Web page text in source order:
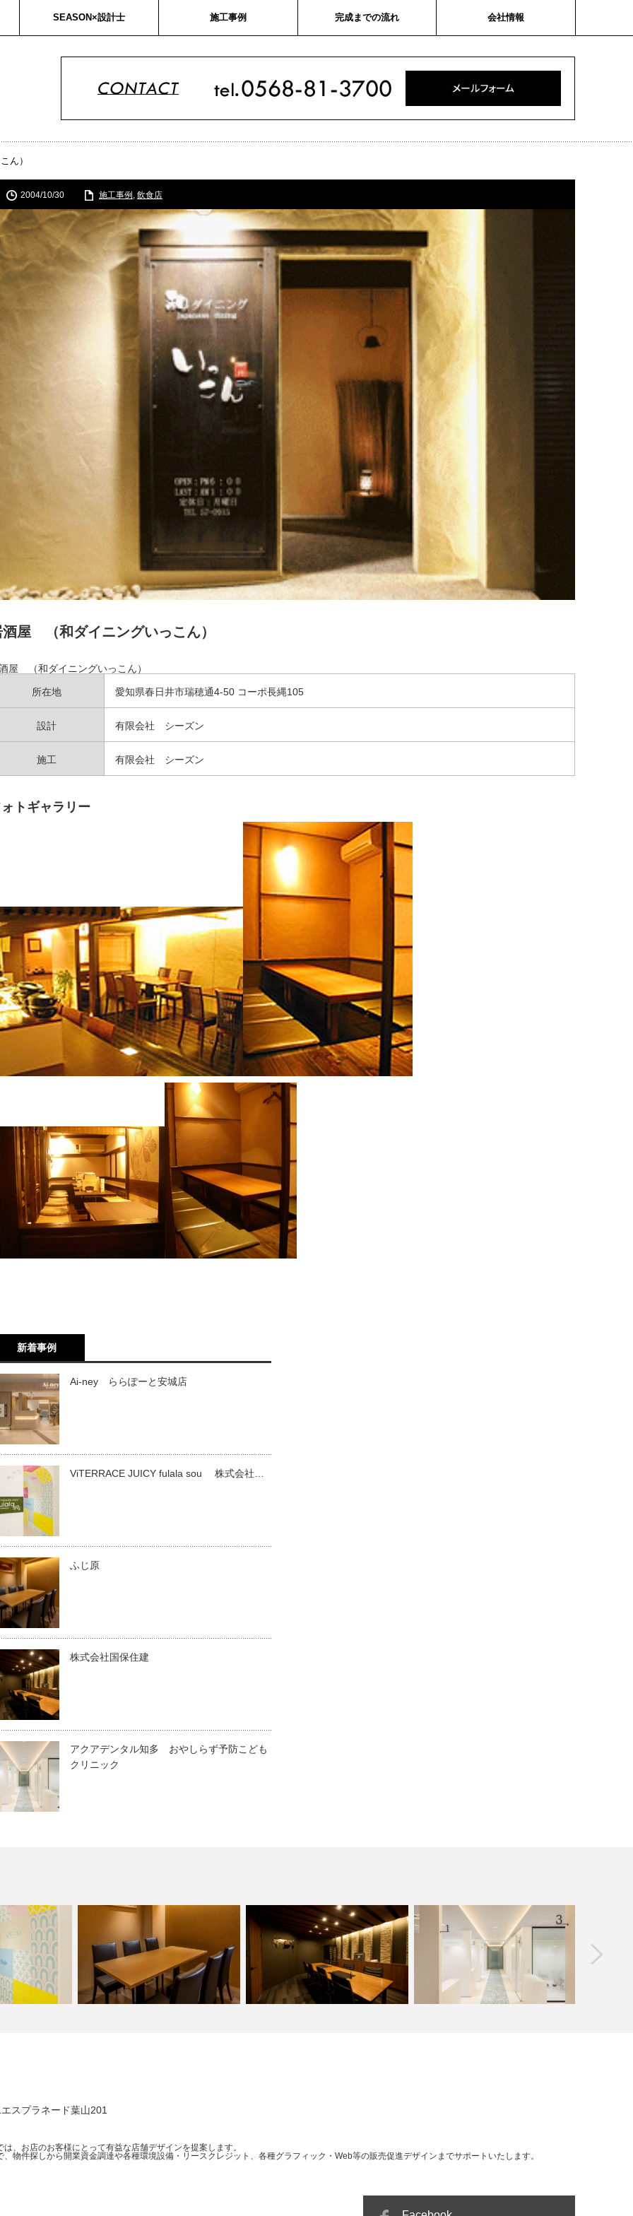
SEASON×設計士 施工事例 完成までの流れ 会社情報
ん）
2004/10/30 施工事例 , 飲食店
酒屋 （和ダイニングいっこん）
屋 （和ダイニングいっこん）
所在地 愛知県春日井市瑞穂通4-50 コーポ長縄105
設計 有限会社 シーズン
施工 有限会社 シーズン
トギャラリー
新着事例
Ai-ney ららぽーと安城店
ViTERRACE JUICY fulala sou 株式会社…
ふじ原
株式会社国保住建
アクアデンタル知多 おやしらず予防こども
クリニック
スプラネード葉山201
、お店のお客様にとって有益な店舗デザインを提案します。
物件探しから開業資金調達や各種環境設備・リースクレジット、各種グラフィック・Web等の販売促進デザインまでサポートいたします。